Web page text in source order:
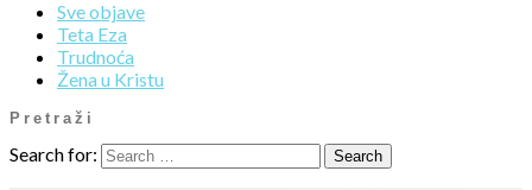
Sve objave
Teta Eza
Trudnoća
Žena u Kristu
Pretraži
Search for: